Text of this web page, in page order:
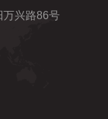
万兴路86号